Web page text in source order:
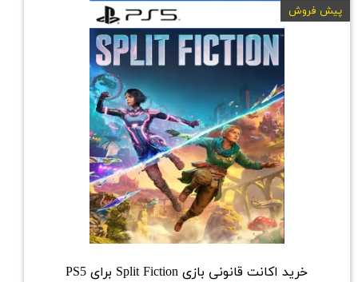
خرید اکانت قانونی بازی Split Fiction برای PS5
پیش فروش